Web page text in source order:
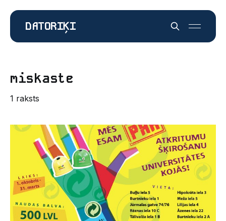
DATORIĶI
miskaste
1 raksts